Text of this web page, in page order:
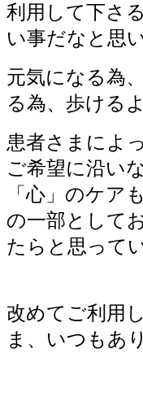
利用して下さ
い事だなと思
元気になる為
る為、歩ける
患者さまによ
ご希望に沿い
「心」のケア
の一部として
たらと思って
改めてご利用
ま、いつもあ